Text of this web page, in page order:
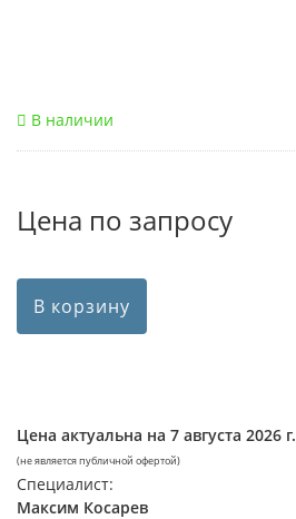
В наличии
Цена по запросу
В корзину
Цена актуальна на 7 августа 2026 г.
(не является публичной офертой)
Специалист:
Максим Косарев